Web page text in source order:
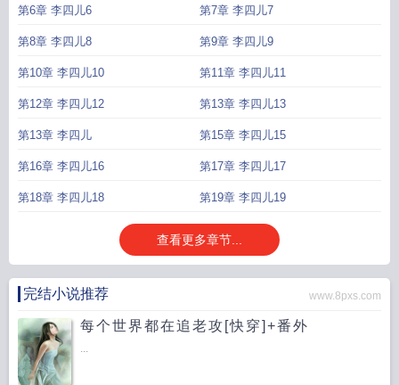
第6章 李四儿6 第7章 李四儿7
第8章 李四儿8 第9章 李四儿9
第10章 李四儿10 第11章 李四儿11
第12章 李四儿12 第13章 李四儿13
第13章 李四儿 第15章 李四儿15
第16章 李四儿16 第17章 李四儿17
第18章 李四儿18 第19章 李四儿19
查看更多章节...
完结小说推荐 www.8pxs.com
每个世界都在追老攻[快穿]+番外
...